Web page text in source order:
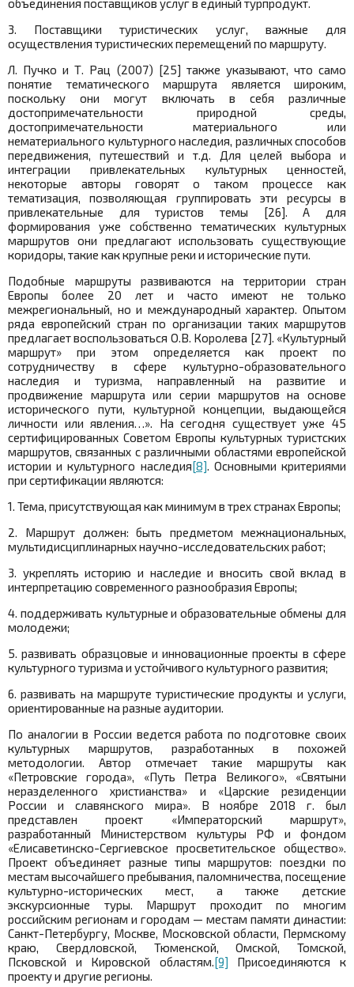
объединения поставщиков услуг в единый турпродукт.
3. Поставщики туристических услуг, важные для
осуществления туристических перемещений по маршруту.
Л. Пучко и Т. Рац (2007) [25] также указывают, что само
понятие тематического маршрута является широким,
поскольку они могут включать в себя различные
достопримечательности природной среды,
достопримечательности материального или
нематериального культурного наследия, различных способов
передвижения, путешествий и т.д. Для целей выбора и
интеграции привлекательных культурных ценностей,
некоторые авторы говорят о таком процессе как
тематизация, позволяющая группировать эти ресурсы в
привлекательные для туристов темы [26]. А для
формирования уже собственно тематических культурных
маршрутов они предлагают использовать существующие
коридоры, такие как крупные реки и исторические пути.
Подобные маршруты развиваются на территории стран
Европы более 20 лет и часто имеют не только
межрегиональный, но и международный характер. Опытом
ряда европейский стран по организации таких маршрутов
предлагает воспользоваться О.В. Королева [27]. «Культурный
маршрут» при этом определяется как проект по
сотрудничеству в сфере культурно-образовательного
наследия и туризма, направленный на развитие и
продвижение маршрута или серии маршрутов на основе
исторического пути, культурной концепции, выдающейся
личности или явления…». На сегодня существует уже 45
сертифицированных Советом Европы культурных туристских
маршрутов, связанных с различными областями европейской
истории и культурного наследия[8]. Основными критериями
при сертификации являются:
1. Тема, присутствующая как минимум в трех странах Европы;
2. Маршрут должен: быть предметом межнациональных,
мультидисциплинарных научно-исследовательских работ;
3. укреплять историю и наследие и вносить свой вклад в
интерпретацию современного разнообразия Европы;
4. поддерживать культурные и образовательные обмены для
молодежи;
5. развивать образцовые и инновационные проекты в сфере
культурного туризма и устойчивого культурного развития;
6. развивать на маршруте туристические продукты и услуги,
ориентированные на разные аудитории.
По аналогии в России ведется работа по подготовке своих
культурных маршрутов, разработанных в похожей
методологии. Автор отмечает такие маршруты как
«Петровские города», «Путь Петра Великого», «Святыни
неразделенного христианства» и «Царские резиденции
России и славянского мира». В ноябре 2018 г. был
представлен проект «Императорский маршрут»,
разработанный Министерством культуры РФ и фондом
«Елисаветинско-Сергиевское просветительское общество».
Проект объединяет разные типы маршрутов: поездки по
местам высочайшего пребывания, паломничества, посещение
культурно-исторических мест, а также детские
экскурсионные туры. Маршрут проходит по многим
российским регионам и городам — местам памяти династии:
Санкт-Петербургу, Москве, Московской области, Пермскому
краю, Свердловской, Тюменской, Омской, Томской,
Псковской и Кировской областям.[9] Присоединяются к
проекту и другие регионы.